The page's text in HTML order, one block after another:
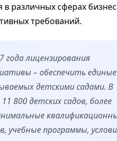
различных сферах
требований.
года лицензирования
– обеспечить единые
детскими садами. В
800 детских садов, более
учебные программы,